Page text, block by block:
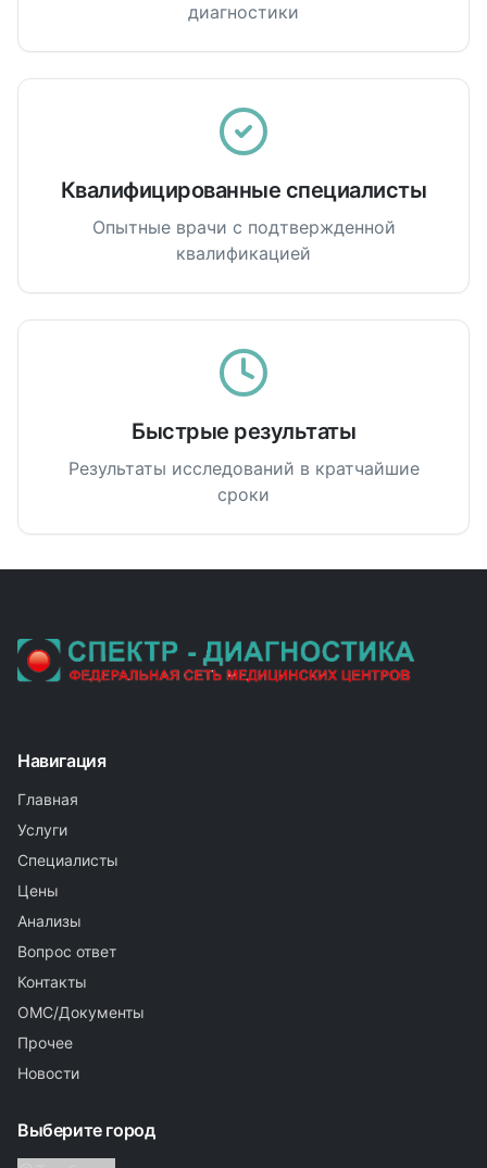
диагностики
Квалифицированные специалисты
Опытные врачи с подтвержденной
квалификацией
Быстрые результаты
Результаты исследований в кратчайшие
сроки
Навигация
Главная
Услуги
Специалисты
Цены
Анализы
Вопрос ответ
Контакты
ОМС/Документы
Прочее
Новости
Выберите город